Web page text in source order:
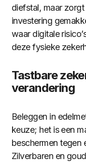
diefstal, maar
investering
waar digitale
deze fysieke
Tastbare
verandering
Beleggen in
keuze; het is een
beschermen tegen
Zilverbaren en